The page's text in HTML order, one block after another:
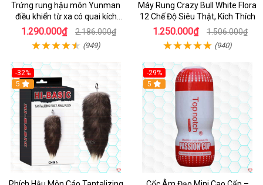
Trứng rung hậu môn Yunman
điều khiển từ xa có quai kích
thích
1.290.000₫ 2.186.000₫
(949)
Máy Rung Crazy Bull White Flora
12 Chế Độ Siêu Thật, Kích Thích
1.250.000₫ 1.506.000₫
(940)
-32%
Hot
5
-29%
5